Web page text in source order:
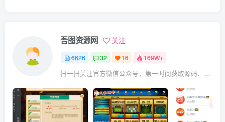
吾图资源网 关注
6626 32 16 169W+
扫一扫关注官方微信公众号，第一时间获取源码、网赚项目资源教程，自媒体等知识干货，让互联网创业赚钱更简单。